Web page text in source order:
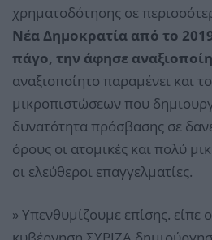
χρηματοδότησης σε
Νέα Δημοκρατία από το
πάγο, την άφησε
αναξιοποίητο παραμένει και
μικροπιστώσεων που
δυνατότητα πρόσβασης σε
όρους οι ατομικές και πολύ
οι ελεύθεροι επαγγελματίες.
» Υπενθυμίζουμε επίσης. είπε